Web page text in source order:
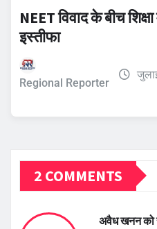
NEET विवाद के बीच
इस्तीफा
Regional Reporter
2 COMMENTS
अवैध खनन को